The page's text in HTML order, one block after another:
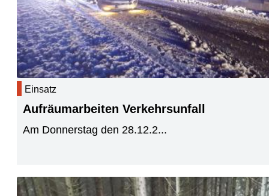
Einsatz
Aufräumarbeiten Verkehrsunfall
Am Donnerstag den 28.12.2...